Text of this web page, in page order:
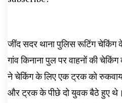
जींद सदर थाना पुलिस रूटिंग चेकिंग
गांव किनाना पुल पर वाहनों की
ने चेकिंग के लिए एक ट्रक को
और ट्रक के पीछे दो युवक बैठे हुए